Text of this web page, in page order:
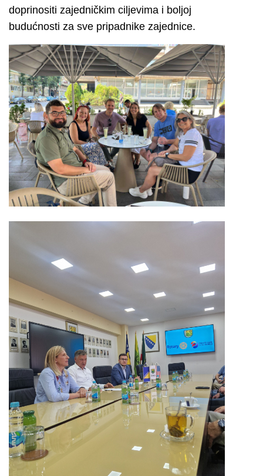
doprinositi zajedničkim ciljevima i boljoj
budućnosti za sve pripadnike zajednice.